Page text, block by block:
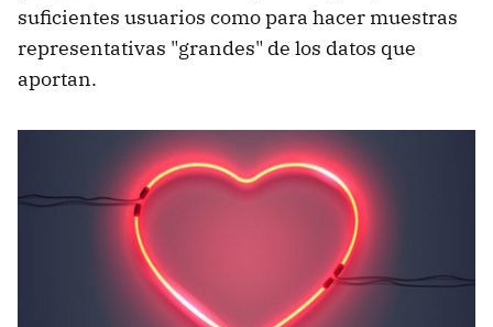
suficientes usuarios como para hacer muestras
representativas "grandes" de los datos que
aportan.